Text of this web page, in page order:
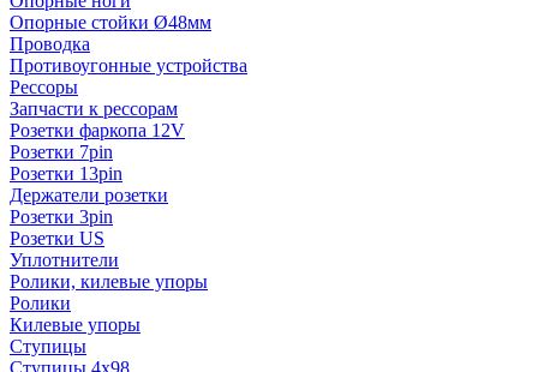
Опорные стойки Ø48мм
Проводка
Противоугонные устройства
Рессоры
Запчасти к рессорам
Розетки фаркопа 12V
Розетки 7pin
Розетки 13pin
Держатели розетки
Розетки 3pin
Розетки US
Уплотнители
Ролики, килевые упоры
Ролики
Килевые упоры
Ступицы
Ступицы 4x98